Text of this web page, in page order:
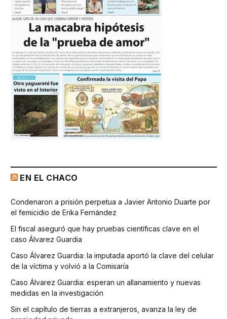
EN EL CHACO
Condenaron a prisión perpetua a Javier Antonio Duarte por
el femicidio de Erika Fernández
El fiscal aseguró que hay pruebas científicas clave en el
caso Álvarez Guardia
Caso Álvarez Guardia: la imputada aportó la clave del celular
de la víctima y volvió a la Comisaría
Caso Álvarez Guardia: esperan un allanamiento y nuevas
medidas en la investigación
Sin el capítulo de tierras a extranjeros, avanza la ley de